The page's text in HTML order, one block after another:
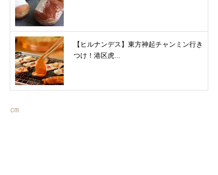
【ヒルナンデス】東方神起チャンミン行き
つけ！港区虎...
㎝